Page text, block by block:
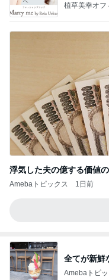
植草美幸オ
浮気した夫の億する価値
Amebaトピックス 1日前
全てが新鮮
Amebaトピ